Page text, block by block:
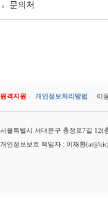
문의처
원격지원 개인정보처리방법 이
서울특별시 서대문구 충정로7길 12(
개인정보보호 책임자 : 이재환